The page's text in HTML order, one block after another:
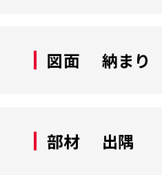
図面 納まり
部材 出隅